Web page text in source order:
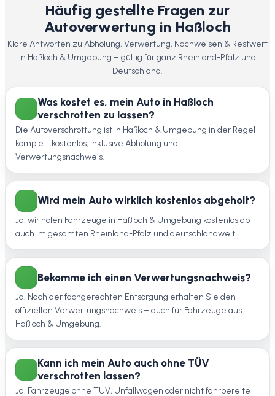
Häufig gestellte Fragen zur
Autoverwertung in Haßloch
Klare Antworten zu Abholung, Verwertung, Nachweisen & Restwert
in Haßloch & Umgebung – gültig für ganz Rheinland-Pfalz und
Deutschland.
Was kostet es, mein Auto in Haßloch
verschrotten zu lassen?
Die Autoverschrottung ist in Haßloch & Umgebung in der Regel
komplett kostenlos, inklusive Abholung und
Verwertungsnachweis.
Wird mein Auto wirklich kostenlos abgeholt?
Ja, wir holen Fahrzeuge in Haßloch & Umgebung kostenlos ab –
auch im gesamten Rheinland-Pfalz und deutschlandweit.
Bekomme ich einen Verwertungsnachweis?
Ja. Nach der fachgerechten Entsorgung erhalten Sie den
offiziellen Verwertungsnachweis – auch für Fahrzeuge aus
Haßloch & Umgebung.
Kann ich mein Auto auch ohne TÜV
verschrotten lassen?
Ja, Fahrzeuge ohne TÜV, Unfallwagen oder nicht fahrbereite